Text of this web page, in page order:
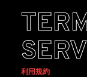
利用規約